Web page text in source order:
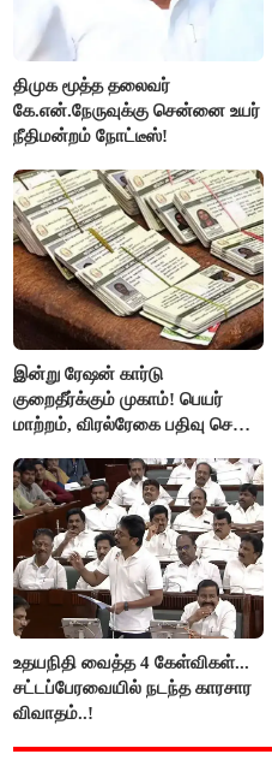
திமுக மூத்த தலைவர்
கே.என்.நேருவுக்கு சென்னை உயர்
நீதிமன்றம் நோட்டீஸ்!
இன்று ரேஷன் கார்டு
குறைதீர்க்கும் முகாம்! பெயர்
மாற்றம், விரல்ரேகை பதிவு செய்ய
உதயநிதி வைத்த 4 கேள்விகள்...
சட்டப்பேரவையில் நடந்த காரசார
விவாதம்..!